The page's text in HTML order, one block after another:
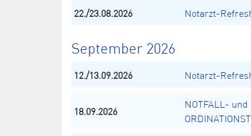
22./23.08.2026 Notarzt-
September 2026
12./13.09.2026 Notarzt-
18.09.2026
NOTFALL- und